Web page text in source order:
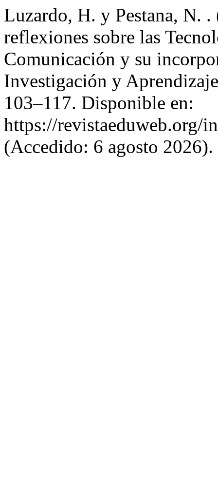
Luzardo, H. y Pestana, N.
reflexiones sobre las
Comunicación y su
Investigación y
103–117. Disponible en:
https://revistaeduweb.org/
(Accedido: 6 agosto 2026).